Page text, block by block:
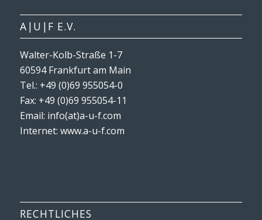
A|U|F E.V.
Walter-Kolb-Straße 1-7
60594 Frankfurt am Main
Tel.: +49 (0)69 955054-0
Fax: +49 (0)69 955054-11
Email: info(at)a-u-f.com
Internet: www.a-u-f.com
RECHTLICHES